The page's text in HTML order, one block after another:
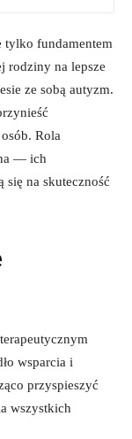
tylko fundamentem
rodziny na lepsze
ze sobą autyzm.
Rola
— ich
się na skuteczność
wsparcia i
przyspieszyć
wszystkich